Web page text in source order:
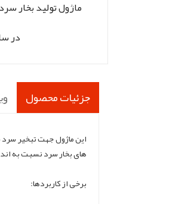
در
جزئیات محصول
این ماژول جهت تبخیر سرد
های بخار سرد نسبت به
برخی از کاربردها: